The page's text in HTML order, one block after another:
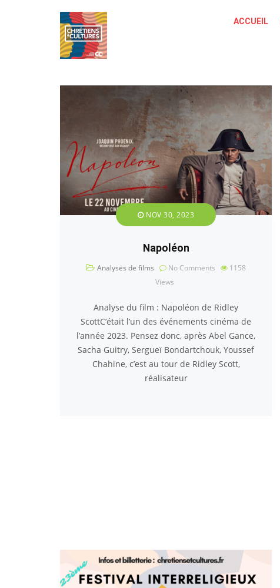
ACCUEIL
NOV 30, 2023
Napoléon
Analyses de films No Comments
1158
Views
Analyse du film : Napoléon de Ridley
ScottC’était l’un des événements cinéma de
l’année 2023. Pensez donc, après Abel Gance,
Sacha Guitry, Sergueï Bondartchouk, Youssef
Chahine, c’est au tour de Ridley Scott,
réalisateur